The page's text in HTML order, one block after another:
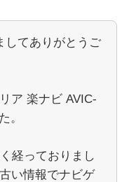
してありがとうご
ア 楽ナビ AVIC-
。
経っておりまし
い情報でナビゲ